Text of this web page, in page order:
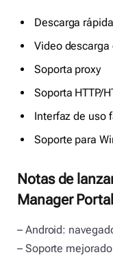
Descarga
Video
Soporta proxy
Soporta HTTP/
Interfaz de uso
Soporte para
Notas de
Manager
– Android:
– Soporte